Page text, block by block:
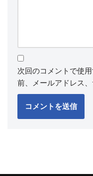
次回のコメントで使
前、メールアドレス、